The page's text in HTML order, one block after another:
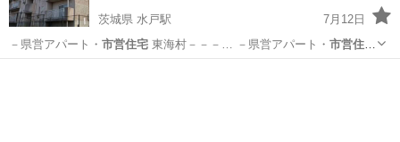
茨城県 水戸駅
7月12日
－県営アパート・ 市営住宅東海村－－－… －県営アパート・ 市営住宅
石岡市－－－… 県営アパート・市営住宅かすみがうら… －県営アパ